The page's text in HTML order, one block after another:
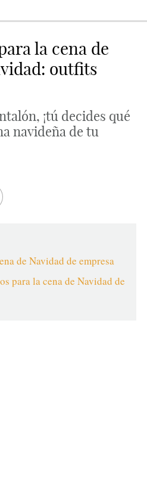
la cena de
outfits
¡tú decides qué
navideña de tu
de Navidad de empresa
para la cena de Navidad de